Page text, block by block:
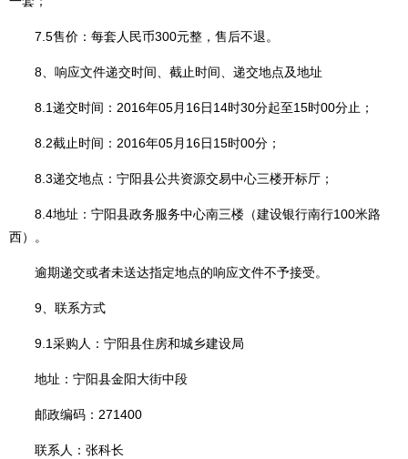
7.5售价：每套人民币300元整，售后不退。
8、响应文件递交时间、截止时间、递交地点及地址
8.1递交时间：2016年05月16日14时30分起至15时00分止；
8.2截止时间：2016年05月16日15时00分；
8.3递交地点：宁阳县公共资源交易中心三楼开标厅；
8.4地址：宁阳县政务服务中心南三楼（建设银行南行100米路
西）。
逾期递交或者未送达指定地点的响应文件不予接受。
9、联系方式
9.1采购人：宁阳县住房和城乡建设局
地址：宁阳县金阳大街中段
邮政编码：271400
联系人：张科长